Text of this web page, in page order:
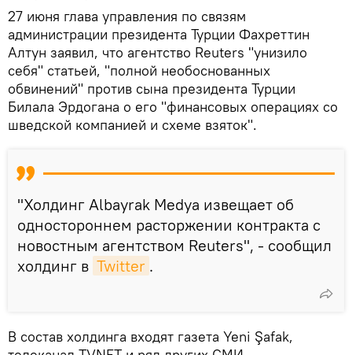
27 июня глава управления по связям
администрации президента Турции Фахреттин
Алтун заявил, что агентство Reuters "унизило
себя" статьей, "полной необоснованных
обвинений" против сына президента Турции
Билала Эрдогана о его "финансовых операциях со
шведской компанией и схеме взяток".
"Холдинг Albayrak Medya извещает об
одностороннем расторжении контракта с
новостным агентством Reuters", - сообщил
холдинг в Twitter .
В состав холдинга входят газета Yeni Şafak,